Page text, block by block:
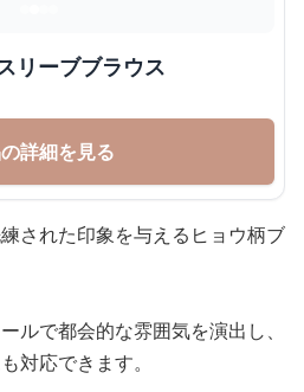
リーブブラウス
詳細を見る
された印象を与えるヒョウ柄ブ
ルで都会的な雰囲気を演出し、
対応できます。